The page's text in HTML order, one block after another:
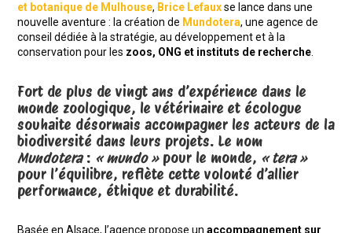
et botanique de Mulhouse, Brice Lefauxse lance dans une
nouvelle aventure : la création de Mundotera, une agence de
conseil dédiée à la stratégie, au développement et à la
conservation pour les zoos, ONG et instituts de recherche.
Fort de plus de vingt ans d’expérience dans le
monde zoologique, le vétérinaire et écologue
souhaite désormais accompagner les acteurs de la
biodiversité dans leurs projets. Le nom
Mundotera: « mundo »pour le monde, « tera »
pour l’équilibre, reflète cette volonté d’allier
performance, éthique et durabilité.
Basée en Alsace, l’agence propose un accompagnement sur